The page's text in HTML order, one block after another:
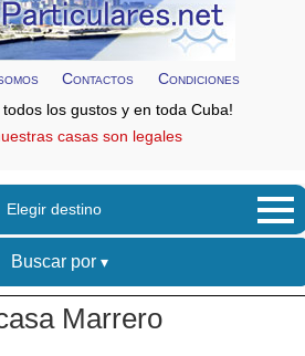
Contactos
Condiciones
todos los gustos y en toda Cuba!
casas son legales
Elegir destino
Buscar por
Marrero